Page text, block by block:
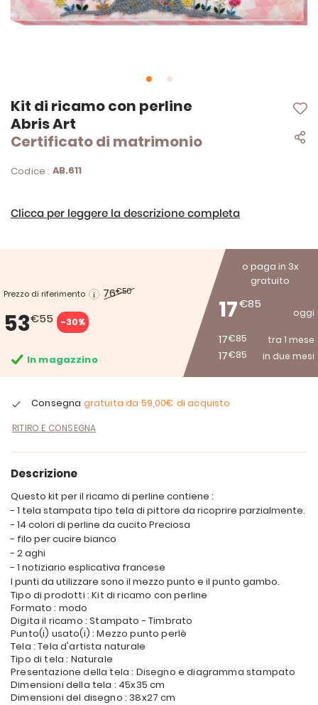
Kit di ricamo con perline
Abris Art
Certificato di matrimonio
Codice : AB.611
Clicca per leggere la descrizione completa
Prezzo di riferimento 76€50
53€55 -30%
o paga in 3x
gratuito
17€85
oggi
17€85 tra 1 mese
17€85 in due mesi
In magazzino
Consegna gratuita da 59,00€ di acquisto
RITIRO E CONSEGNA
Vai
all'inizio
della
galleria
immagini
Descrizione
Questo kit per il ricamo di perline contiene :
- 1 tela stampata tipo tela di pittore da ricoprire parzialmente.
- 14 colori di perline da cucito Preciosa
- filo per cucire bianco
- 2 aghi
- 1 notiziario esplicativa francese
I punti da utilizzare sono il mezzo punto e il punto gambo.
Tipo di prodotti : Kit di ricamo con perline
Formato : modo
Digita il ricamo : Stampato - Timbrato
Punto(i) usato(i) : Mezzo punto perlè
Tela : Tela d'artista naturale
Tipo di tela : Naturale
Presentazione della tela : Disegno e diagramma stampato
Dimensioni della tela : 45x35 cm
Dimensioni del disegno : 38x27 cm